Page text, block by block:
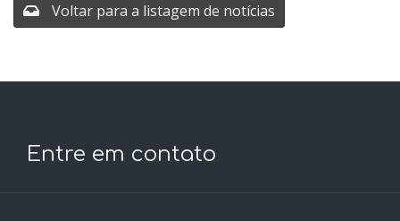
Voltar para a listagem de notícias
Entre em contato